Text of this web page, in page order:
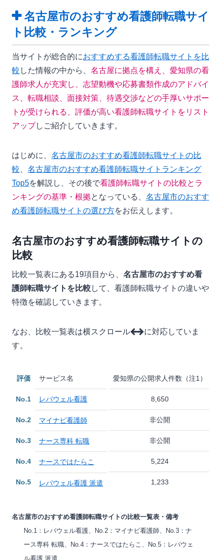
名古屋市のおすすめ看護師転職サイ
ト比較・ランキング
当サイトが総合的におすすめする看護師転職サイトを比
較 した情報の中から、 名古屋に拠点を構え、愛知県の看
護師求人が充実し、志望動機や応募書類作成のアドバイ
ス、転職相談、面接対策、待遇交渉などの手厚いサポー
トが受けられる、評価が高い看護師転職サイトをリスト
アップしご紹介していきます。
はじめに、 名古屋市のおすすめ看護師転職サイトの比
較
名古屋市のおすすめ看護師転職サイトランキング
Top5を解説し、その後で看護師転職サイトの比較とラ
ンキングの基準・根拠となっている、 名古屋市のおすす
め看護師転職サイトの選び方をお伝えします。
名古屋市のおすすめ看護師転職サイトの
比較
比較一覧表にある19項目から、 名古屋市のおすすめ看
護師転職サイトを比較して、看護師転職サイトの違いや
特徴を確認していきます。
なお、比較一覧表は横スクロール
に対応していま
す。
評価
No.1
No.2
No.3
No.4
No.5
サービス名
レバウェル看護
マイナビ看護師
ナース専科 転職
ナースではたらこ
レバウェル看護 派遣
愛知県の公開求人件数（注1）
8,650
非公開
非公開
5,224
1,233
名古屋市のおすすめ看護師転職サイトの比較一覧表・備考
No.1：レバウェル看護、No.2：マイナビ看護師、No.3：ナ
ース専科 転職、No.4：ナースではたらこ、No.5：レバウェ
ル看護 派遣